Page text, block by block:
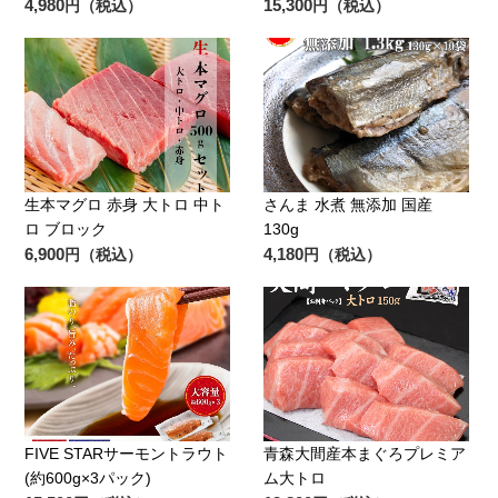
4,980円（税込） 15,300円（税込）
生本マグロ 赤身 大トロ 中ト
ロ ブロック
6,900円（税込）
さんま 水煮 無添加 国産
130g
4,180円（税込）
FIVE STARサーモントラウト
(約600g×3パック)
青森大間産本まぐろプレミア
ム大トロ